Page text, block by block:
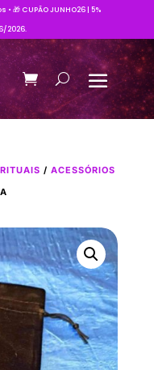
🎁 CUPÃO JUNHO26 | 5%
2026.
/ ACESSÓRIOS